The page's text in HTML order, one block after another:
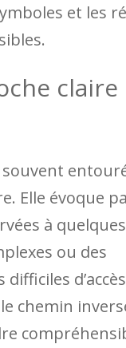
et les
claire
Elle évoque
à
ou des
chemin